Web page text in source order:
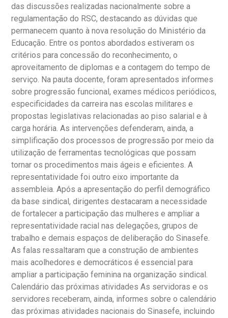
das discussões realizadas nacionalmente sobre a
regulamentação do RSC, destacando as dúvidas que
permanecem quanto à nova resolução do Ministério da
Educação. Entre os pontos abordados estiveram os
critérios para concessão do reconhecimento, o
aproveitamento de diplomas e a contagem do tempo de
serviço. Na pauta docente, foram apresentados informes
sobre progressão funcional, exames médicos periódicos,
especificidades da carreira nas escolas militares e
propostas legislativas relacionadas ao piso salarial e à
carga horária. As intervenções defenderam, ainda, a
simplificação dos processos de progressão por meio da
utilização de ferramentas tecnológicas que possam
tornar os procedimentos mais ágeis e eficientes. A
representatividade foi outro eixo importante da
assembleia. Após a apresentação do perfil demográfico
da base sindical, dirigentes destacaram a necessidade
de fortalecer a participação das mulheres e ampliar a
representatividade racial nas delegações, grupos de
trabalho e demais espaços de deliberação do Sinasefe.
As falas ressaltaram que a construção de ambientes
mais acolhedores e democráticos é essencial para
ampliar a participação feminina na organização sindical.
Calendário das próximas atividades As servidoras e os
servidores receberam, ainda, informes sobre o calendário
das próximas atividades nacionais do Sinasefe, incluindo